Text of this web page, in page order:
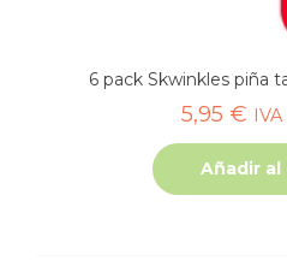
6 pack Skwinkles piña
5,95 €
Añadir al